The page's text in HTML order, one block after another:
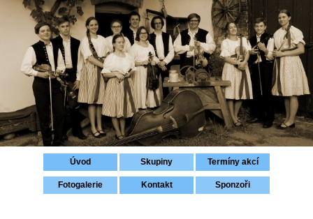
Přihlášení
Úvod Skupiny Termíny akcí
Fotogalerie Kontakt Sponzoři